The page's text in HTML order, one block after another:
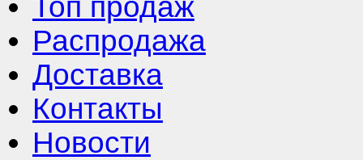
Топ продаж
Распродажа
Доставка
Контакты
Новости